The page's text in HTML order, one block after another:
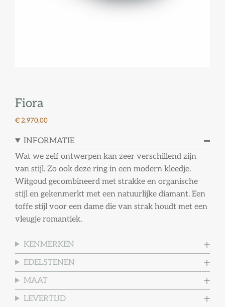
Fiora
€ 2.970,00
INFORMATIE
Wat we zelf ontwerpen kan zeer verschillend zijn
van stijl. Zo ook deze ring in een modern kleedje.
Witgoud gecombineerd met strakke en organische
stijl en gekenmerkt met een natuurlijke diamant. Een
toffe stijl voor een dame die van strak houdt met een
vleugje romantiek.
KENMERKEN
EDELSTENEN
MAAT
LEVERTIJD